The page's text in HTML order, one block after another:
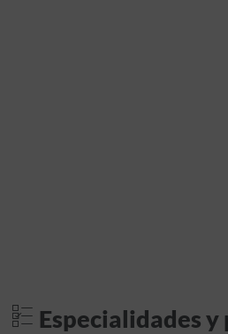
Especialidades